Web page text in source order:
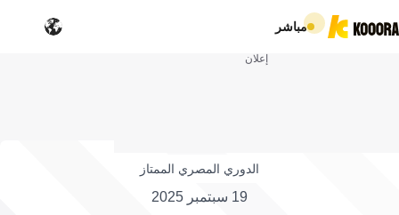
مباشر
إعلان
الدوري المصري الممتاز
19 سبتمبر 2025